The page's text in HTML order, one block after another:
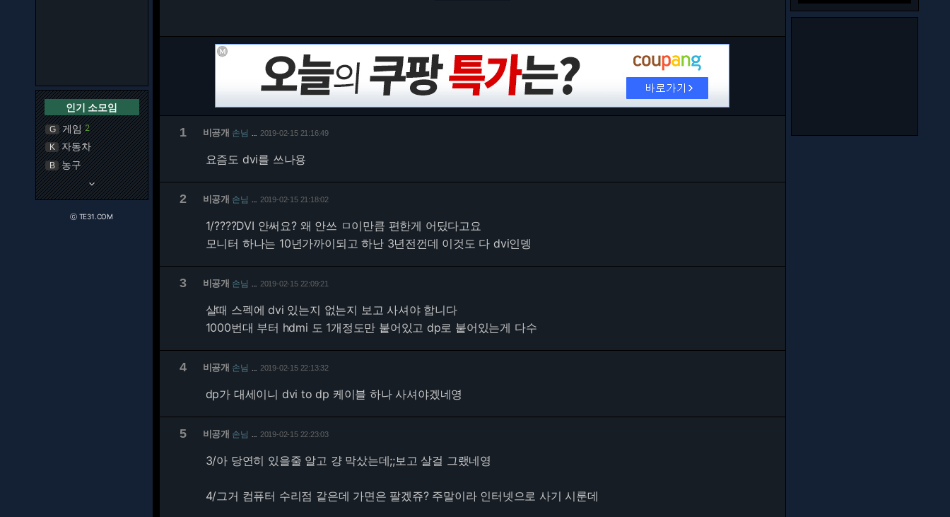
인기 소모임
G 게임 2
K 자동차
B 농구
keyboard_arrow_down
ⓒ TE31.COM
1 비공개 손님 2019-02-15 21:16:49
요즘도 dvi를 쓰나용
2 비공개 손님 2019-02-15 21:18:02
1/????DVI 안써요? 왜 안쓰 ㅁ이만큼 편한게 어딨다고요
모니터 하나는 10년가까이되고 하난 3년전껀데 이것도 다 dvi인뎅
3 비공개 손님 2019-02-15 22:09:21
살때 스펙에 dvi 있는지 없는지 보고 사셔야 합니다
1000번대 부터 hdmi 도 1개정도만 붙어있고 dp로 붙어있는게 다수
4 비공개 손님 2019-02-15 22:13:32
dp가 대세이니 dvi to dp 케이블 하나 사셔야겠네영
5 비공개 손님 2019-02-15 22:23:03
3/아 당연히 있을줄 알고 걍 막샀는데;;보고 살걸 그랬네영
4/그거 컴퓨터 수리점 같은데 가면은 팔겠쥬? 주말이라 인터넷으로 사기 시룬데